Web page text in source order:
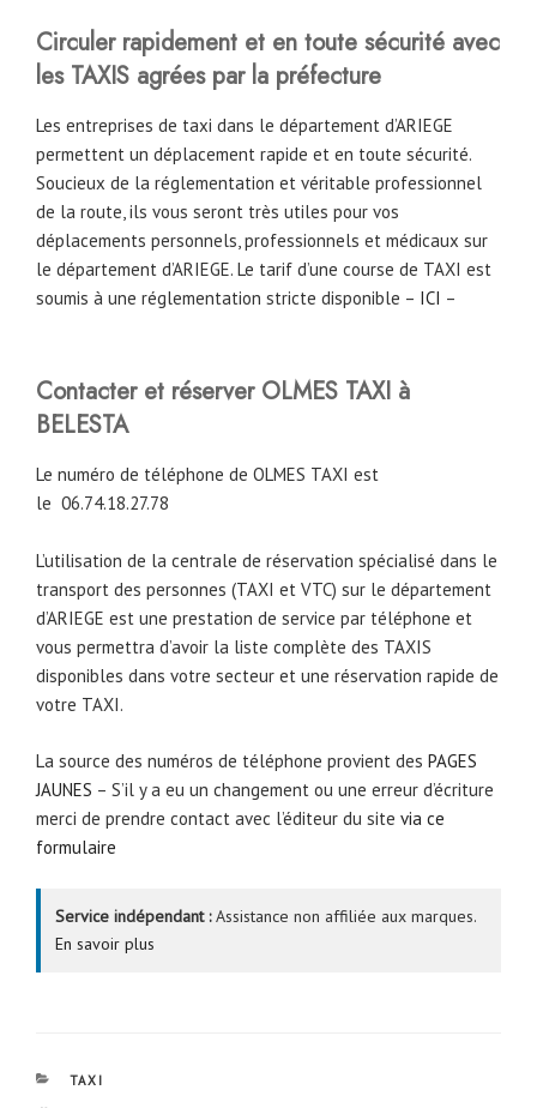
Circuler rapidement et en toute sécurité avec
les TAXIS agrées par la préfecture
Les entreprises de taxi dans le département d’ARIEGE
permettent un déplacement rapide et en toute sécurité.
Soucieux de la réglementation et véritable professionnel
de la route, ils vous seront très utiles pour vos
déplacements personnels, professionnels et médicaux sur
le département d’ARIEGE. Le tarif d’une course de TAXI est
soumis à une réglementation stricte disponible – ICI –
Contacter et réserver OLMES TAXI à
BELESTA
Le numéro de téléphone de OLMES TAXI est
le 06.74.18.27.78
L’utilisation de la centrale de réservation spécialisé dans le
transport des personnes (TAXI et VTC) sur le département
d’ARIEGE est une prestation de service par téléphone et
vous permettra d’avoir la liste complète des TAXIS
disponibles dans votre secteur et une réservation rapide de
votre TAXI.
La source des numéros de téléphone provient des PAGES
JAUNES – S’il y a eu un changement ou une erreur d’écriture
merci de prendre contact avec l’éditeur du site via ce
formulaire
Service indépendant :Assistance non affiliée aux marques.
En savoir plus
CATÉGORIES
TAXI